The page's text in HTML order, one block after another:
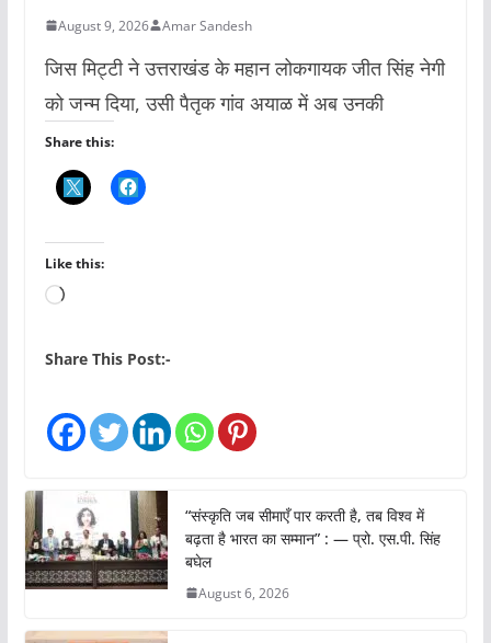
August 9, 2026 Amar Sandesh
जिस मिट्टी ने उत्तराखंड के महान लोकगायक जीत सिंह नेगी
को जन्म दिया, उसी पैतृक गांव अयाळ में अब उनकी
Share this:
Like this:
L
a
n
Share This Post:-
“संस्कृति जब सीमाएँ पार करती है, तब विश्व में
बढ़ता है भारत का सम्मान” : — प्रो. एस.पी. सिंह
बघेल
August 6, 2026